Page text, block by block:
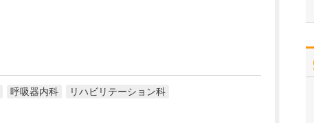
呼吸器内科 リハビリテーション科